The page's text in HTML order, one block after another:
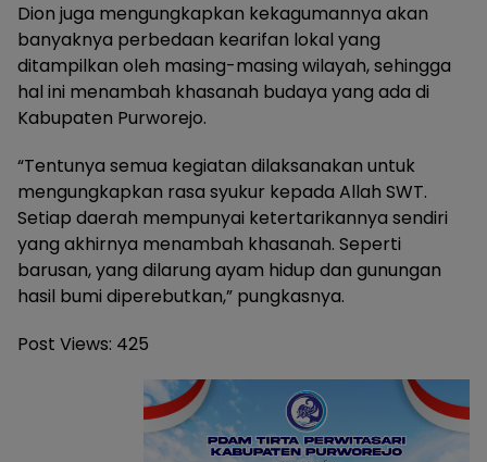
Dion juga mengungkapkan kekagumannya akan
banyaknya perbedaan kearifan lokal yang
ditampilkan oleh masing-masing wilayah, sehingga
hal ini menambah khasanah budaya yang ada di
Kabupaten Purworejo.
“Tentunya semua kegiatan dilaksanakan untuk
mengungkapkan rasa syukur kepada Allah SWT.
Setiap daerah mempunyai ketertarikannya sendiri
yang akhirnya menambah khasanah. Seperti
barusan, yang dilarung ayam hidup dan gunungan
hasil bumi diperebutkan,” pungkasnya.
Post Views: 425